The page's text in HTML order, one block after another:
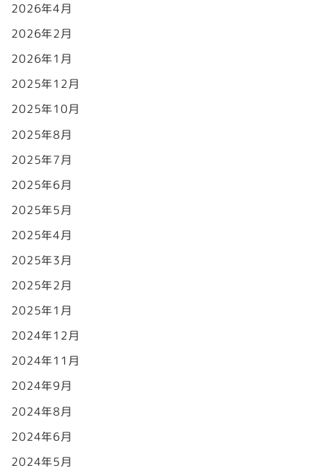
2026年4月
2026年2月
2026年1月
2025年12月
2025年10月
2025年8月
2025年7月
2025年6月
2025年5月
2025年4月
2025年3月
2025年2月
2025年1月
2024年12月
2024年11月
2024年9月
2024年8月
2024年6月
2024年5月